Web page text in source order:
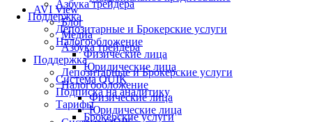
Азбука трейдера
Поддержка
Депозитарные и Брокерские услуги
Налогообложение
Физические лица
Юридические лица
Система QUIK
Подписка на аналитику
Тарифы
Брокерские услуги
AVI View
Блог
Медиа
Азбука трейдера
Поддержка
Депозитарные и Брокерские услуги
Налогообложение
Физические лица
Юридические лица